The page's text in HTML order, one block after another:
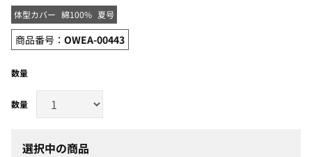
体型カバー 綿100% 夏号
商品番号： OWEA-00443
数量
選択中の商品